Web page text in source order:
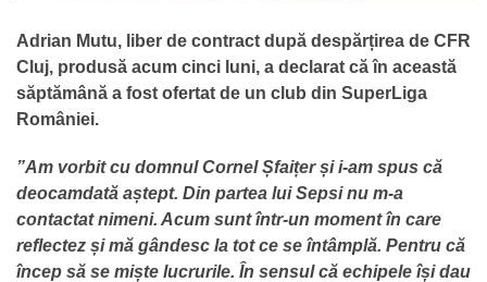
Adrian Mutu, liber de contract după despărțirea de CFR
Cluj, produsă acum cinci luni, a declarat că în această
săptămână a fost ofertat de un club din SuperLiga
României.
”Am vorbit cu domnul Cornel Șfaițer și i-am spus că
deocamdată aștept. Din partea lui Sepsi nu m-a
contactat nimeni. Acum sunt într-un moment în care
reflectez și mă gândesc la tot ce se întâmplă. Pentru că
încep să se miște lucrurile. În sensul că echipele își dau